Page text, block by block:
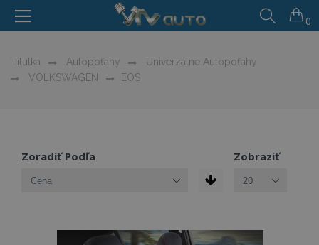
0
Titulka Autopoťahy
Univerzálne Autopoťahy
VOLKSWAGEN
EOS
Zoradiť Podľa Zobraziť